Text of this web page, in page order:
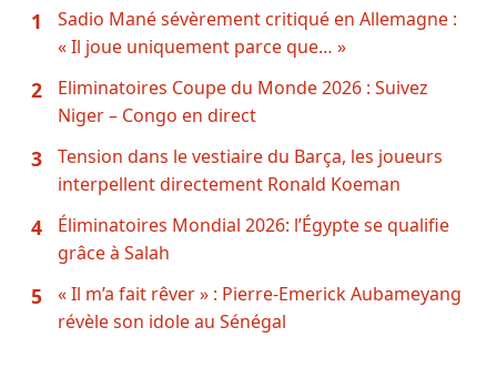
1
Sadio Mané sévèrement critiqué en Allemagne :
« Il joue uniquement parce que… »
2
Eliminatoires Coupe du Monde 2026 : Suivez
Niger – Congo en direct
3
Tension dans le vestiaire du Barça, les joueurs
interpellent directement Ronald Koeman
4
Éliminatoires Mondial 2026: l’Égypte se qualifie
grâce à Salah
5
« Il m’a fait rêver » : Pierre-Emerick Aubameyang
révèle son idole au Sénégal